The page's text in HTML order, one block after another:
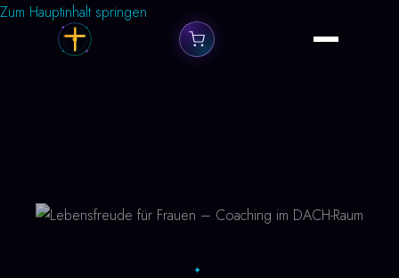
Zum Hauptinhalt springen
✦